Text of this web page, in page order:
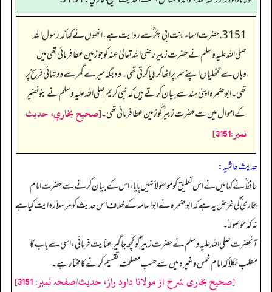
3151. حضرت اسماء بنت ابی بکر ؓ سے روایت ہے، انھوں نے کہا کہ رسول اللہ
صلی اللہ علیہ وسلم نے حضرت زبیر رضی اللہ تعالیٰ عنہ کو جو زمین عطا فرمائی تھی میں
وہاں سے گٹھلیاں اپنے سر پر اٹھا کر لایا کرتی تھی۔ وہ جگہ میرے گھر سے دو تہائی فرسخ پر
تھی۔ ابو ضمرہ اپنی سند سے بیان کرتے ہیں کہ نبی کریم صلی اللہ علیہ وسلم نے بنو نضیر
کے اموال میں سے حضرت زبیر ؓ کو زمین عطا فرمائی تھی۔[صحيح بخاري، حديث
نمبر:3151]
حدیث حاشیہ:
حافظ ؒنے کہا میں نے اس تعلیق کو موصولاً نہیں پایا، اس کے بیان کرنے سے حضرت امام
بخاری ؒ کی غرض یہ ہے کہ ابوضمرہ نے ابواسامہ کے خلاف اس حدیث کو مرسلاً روایت کیا ہے
نہ کہ موصولاً۔
آنحضرت صلی اللہ علیہ وسلم نے حضرت زبیر ؓکو کچھ جاگیر عنایت فرمائی، اسی سے باب کا
مطلب نکلا کہ امام خمس وغیرہ میں سے حسب مصلحت تقسیم کرنے کا مختار ہے۔
[صحیح بخاری شرح از مولانا داود راز، حدیث/صفحہ نمبر: 3151]